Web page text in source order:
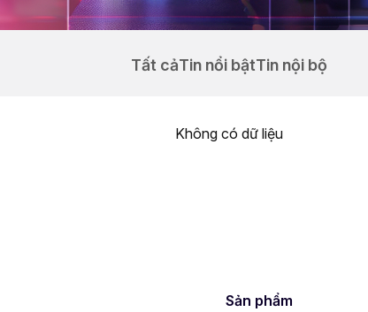
Tất cảTin nổi bậtTin nội bộ
Không có dữ liệu
Sản phẩm